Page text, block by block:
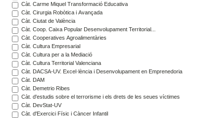
Càt. Carme Miquel Transformació Educativa
Càt. Cirurgia Robòtica i Avançada
Càt. Ciutat de València
Càt. Coop. Caixa Popular Desenvolupament Territorial...
Càt. Cooperatives Agroalimentàries
Càt. Cultura Empresarial
Càt. Cultura per a la Mediació
Càt. Cultura Territorial Valenciana
Càt. DACSA-UV. Excel·lència i Desenvolupament en Emprenedoria
Càt. DAM
Càt. Demetrio Ribes
Càt. d'estudis sobre el terrorisme i els drets de les seues víctimes
Càt. DevStat-UV
Càt. d'Exercici Físic i Càncer Infantil